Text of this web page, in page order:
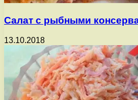
Салат с рыбными
13.10.2018